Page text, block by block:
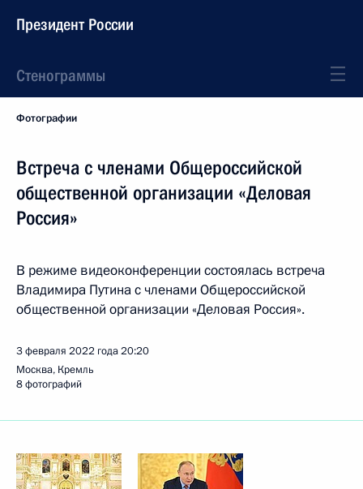
Президент России
Стенограммы
Фотографии
Встреча с членами Общероссийской
общественной организации «Деловая
Россия»
В режиме видеоконференции состоялась встреча
Владимира Путина с членами Общероссийской
общественной организации «Деловая Россия».
3 февраля 2022 года20:20
Москва, Кремль
8 фотографий